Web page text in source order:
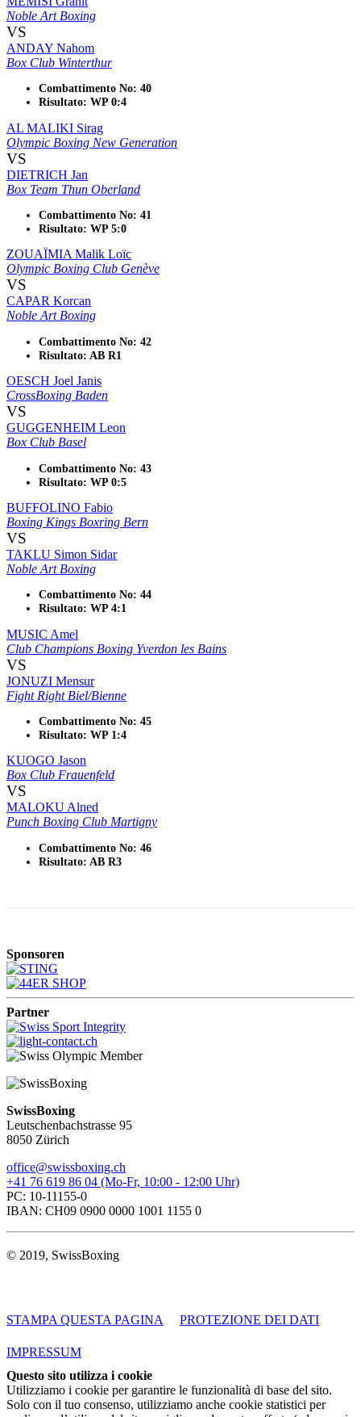
Noble Art Boxing
VS
ANDAY Nahom
Box Club Winterthur
Combattimento No: 40
Risultato: WP 0:4
AL MALIKI Sirag
Olympic Boxing New Generation
VS
DIETRICH Jan
Box Team Thun Oberland
Combattimento No: 41
Risultato: WP 5:0
ZOUAÏMIA Malik Loïc
Olympic Boxing Club Genève
VS
CAPAR Korcan
Noble Art Boxing
Combattimento No: 42
Risultato: AB R1
OESCH Joel Janis
CrossBoxing Baden
VS
GUGGENHEIM Leon
Box Club Basel
Combattimento No: 43
Risultato: WP 0:5
BUFFOLINO Fabio
Boxing Kings Boxring Bern
VS
TAKLU Simon Sidar
Noble Art Boxing
Combattimento No: 44
Risultato: WP 4:1
MUSIC Amel
Club Champions Boxing Yverdon les Bains
VS
JONUZI Mensur
Fight Right Biel/Bienne
Combattimento No: 45
Risultato: WP 1:4
KUOGO Jason
Box Club Frauenfeld
VS
MALOKU Alned
Punch Boxing Club Martigny
Combattimento No: 46
Risultato: AB R3
Sponsoren
Partner
SwissBoxing
Leutschenbachstrasse 95
8050 Zürich
office@swissboxing.ch
+41 76 619 86 04 (Mo-Fr, 10:00 - 12:00 Uhr)
PC: 10-11155-0
IBAN: CH09 0900 0000 1001 1155 0
© 2019, SwissBoxing
STAMPA QUESTA PAGINA PROTEZIONE DEI DATI
IMPRESSUM
Questo sito utilizza i cookie
Utilizziamo i cookie per garantire le funzionalità di base del sito.
Solo con il tuo consenso, utilizziamo anche cookie statistici per